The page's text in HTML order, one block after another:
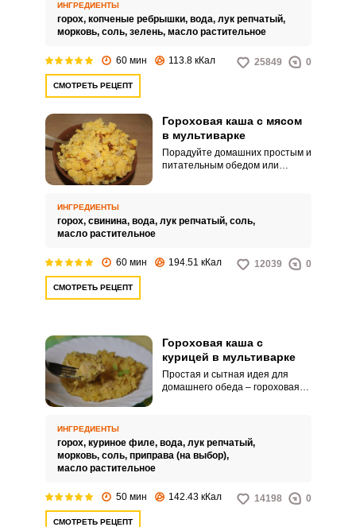
сочетаются друг с другом и дают
яркий вкус и аромат.
ИНГРЕДИЕНТЫ
горох, копченые ребрышки, вода, лук репчатый,
морковь, соль, зелень, масло растительное
60 мин 113.8 кКал 25849 0
СМОТРЕТЬ РЕЦЕПТ
Гороховая каша с мясом
в мультиварке
Порадуйте домашних простым и
питательным обедом или
мультиварке не отнимет много
времени.
ИНГРЕДИЕНТЫ
горох, свинина, вода, лук репчатый, соль,
масло растительное
60 мин 194.51 кКал 12039 0
СМОТРЕТЬ РЕЦЕПТ
Гороховая каша с
курицей в мультиварке
Простая и сытная идея для
домашнего обеда – гороховая
ИНГРЕДИЕНТЫ
горох, куриное филе, вода, лук репчатый,
морковь, соль, приправа (на выбор),
масло растительное
50 мин 142.43 кКал 14198 0
СМОТРЕТЬ РЕЦЕПТ